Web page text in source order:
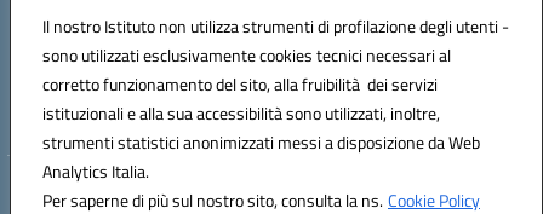
Il nostro Istituto non utilizza strumenti di profilazione degli utenti -
sono utilizzati esclusivamente cookies tecnici necessari al
corretto funzionamento del sito, alla fruibilità dei servizi
istituzionali e alla sua accessibilità sono utilizzati, inoltre,
strumenti statistici anonimizzati messi a disposizione da Web
Analytics Italia.
Per saperne di più sul nostro sito, consulta la ns.Cookie Policy
Indirizzo: VIA BRECCIAME, 46 - 81024 MADDALONI (CE)
Mail: CEIC8AU001@istruzione.it - Pec: CEIC8AU001@pec.istruzione.it -
Telefono: 0823408721
Meccanografico: CEIC8AU001
Codice fiscale: 93086080616
Hosting & Powered by 3D Solution S.r.l.